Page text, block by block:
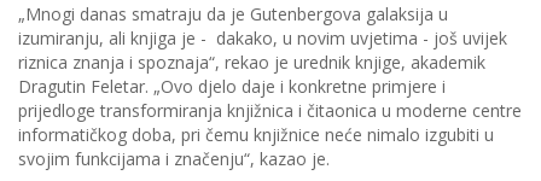
„Mnogi danas smatraju da je Gutenbergova galaksija u
izumiranju, ali knjiga je - dakako, u novim uvjetima - još uvijek
riznica znanja i spoznaja“, rekao je urednik knjige, akademik
Dragutin Feletar. „Ovo djelo daje i konkretne primjere i
prijedloge transformiranja knjižnica i čitaonica u moderne centre
informatičkog doba, pri čemu knjižnice neće nimalo izgubiti u
svojim funkcijama i značenju“, kazao je.